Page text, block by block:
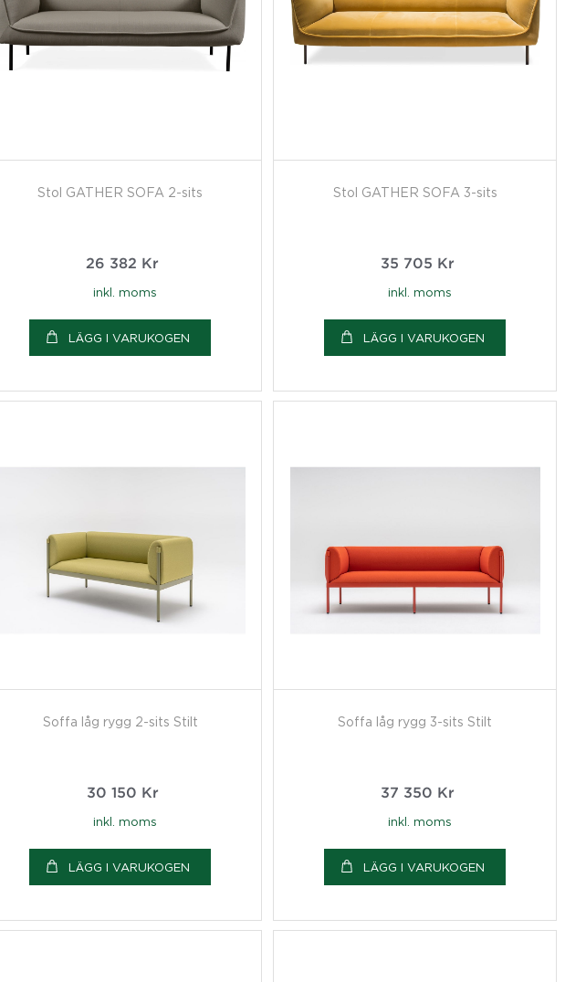
Stol GATHER SOFA 2-sits
26 382 Kr
inkl. moms
LÄGG I VARUKOGEN
Stol GATHER SOFA 3-sits
35 705 Kr
inkl. moms
LÄGG I VARUKOGEN
Soffa låg rygg 2-sits Stilt
30 150 Kr
inkl. moms
LÄGG I VARUKOGEN
Soffa låg rygg 3-sits Stilt
37 350 Kr
inkl. moms
LÄGG I VARUKOGEN